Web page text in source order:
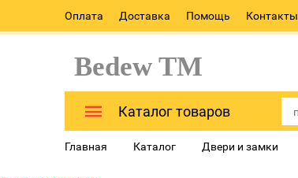
Оплата Доставка Помощь Контакты
Bedew TM
Каталог товаров
Главная Каталог Двери и замки